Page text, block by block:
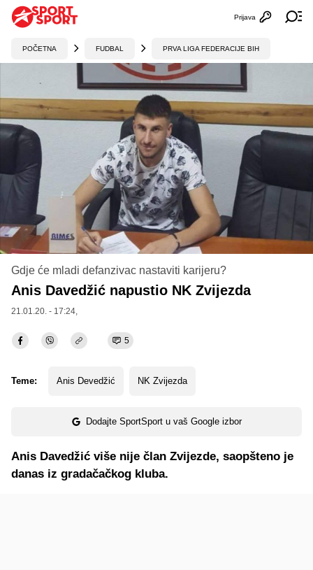
Otvori
Prijava
POČETNA FUDBAL PRVA LIGA FEDERACIJE BIH
Gdje će mladi defanzivac nastaviti karijeru?
Anis Davedžić napustio NK Zvijezda
21.01.20. - 17:24,
5
Teme: Anis Devedžić NK Zvijezda
Dodajte SportSport u vaš Google izbor
Anis Davedžić više nije član Zvijezde, saopšteno je
danas iz gradačačkog kluba.